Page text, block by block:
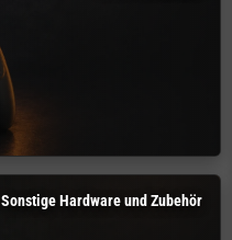
Sonstige Hardware und Zubehör